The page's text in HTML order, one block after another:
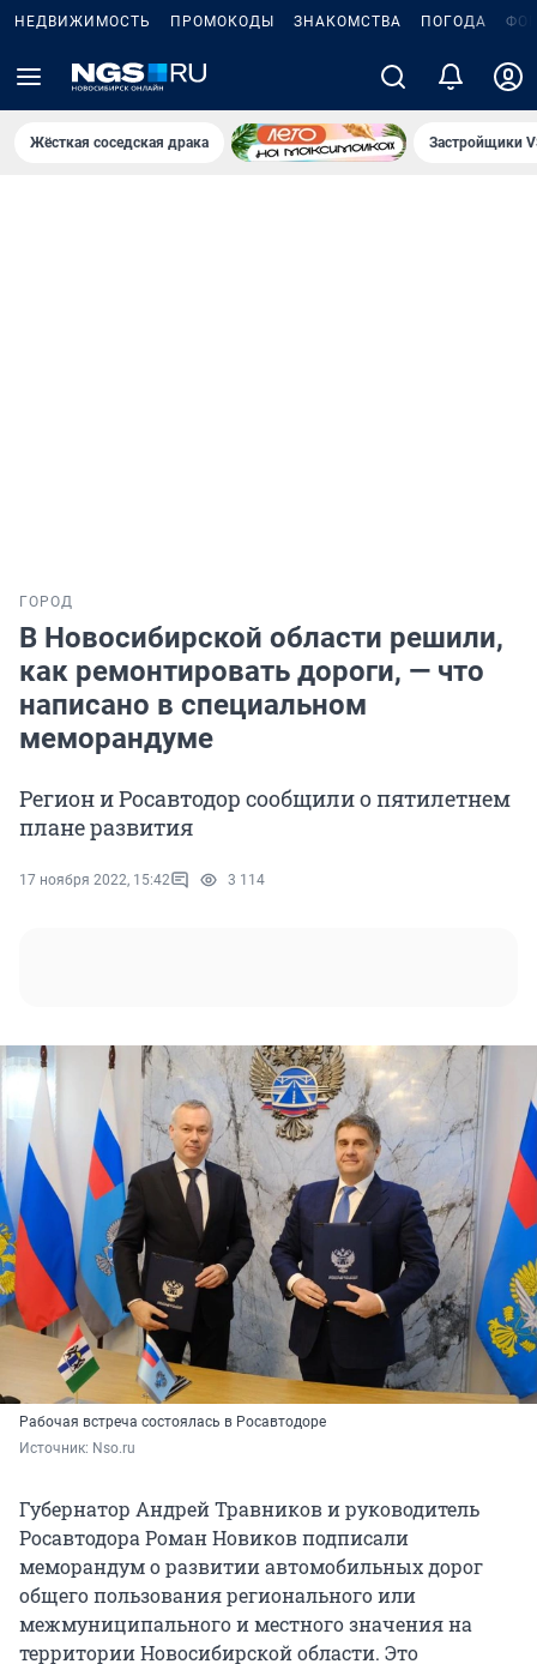
НЕДВИЖИМОСТЬ ПРОМОКОДЫ ЗНАКОМСТВА ПОГОДА
Жёсткая соседская драка Застройщики
ГОРОД
В Новосибирской области решили,
как ремонтировать дороги, — что
написано в специальном
меморандуме
Регион и Росавтодор сообщили о пятилетнем
плане развития
17 ноября 2022, 15:42 3 114
Рабочая встреча состоялась в Росавтодоре
Источник: Nso.ru
Губернатор Андрей Травников и руководитель
Росавтодора Роман Новиков подписали
меморандум о развитии автомобильных дорог
общего пользования регионального или
межмуниципального и местного значения на
территории Новосибирской области. Это